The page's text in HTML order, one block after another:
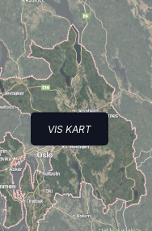
VIS KART